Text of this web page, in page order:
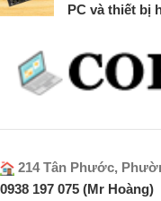
PC và thiết bị
214 Tân Phước,
0938 197 075 (Mr Hoàng)